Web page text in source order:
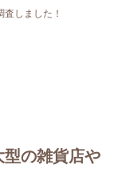
しました！
型の雑貨店や